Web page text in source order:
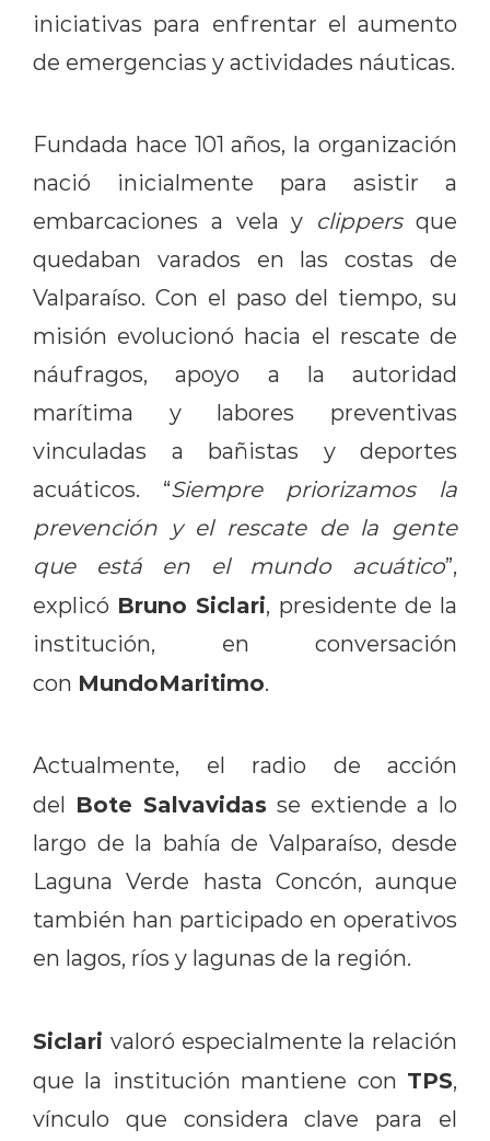
iniciativas para enfrentar el aumento
de emergencias y actividades náuticas.
Fundada hace 101 años, la organización
nació inicialmente para asistir a
embarcaciones a vela y clippersque
quedaban varados en las costas de
Valparaíso. Con el paso del tiempo, su
misión evolucionó hacia el rescate de
náufragos, apoyo a la autoridad
marítima y labores preventivas
vinculadas a bañistas y deportes
acuáticos. “Siempre priorizamos la
prevención y el rescate de la gente
que está en el mundo acuático”,
explicó Bruno Siclari, presidente de la
institución, en conversación
con MundoMaritimo.
Actualmente, el radio de acción
del Bote Salvavidas se extiende a lo
largo de la bahía de Valparaíso, desde
Laguna Verde hasta Concón, aunque
también han participado en operativos
en lagos, ríos y lagunas de la región.
Siclari valoró especialmente la relación
que la institución mantiene con TPS,
vínculo que considera clave para el